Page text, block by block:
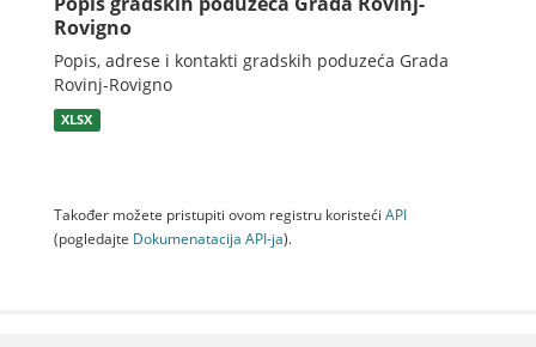
Rovigno
Popis, adrese i kontakti gradskih poduzeća Grada
Rovinj-Rovigno
XLSX
Također možete pristupiti ovom registru koristeći API
(pogledajte Dokumenаtаcijа API-jа).